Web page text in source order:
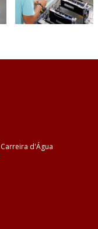
Carreira d'Água